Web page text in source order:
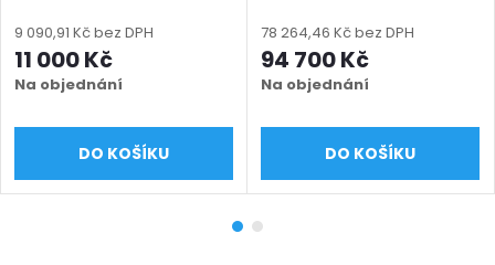
mm, výška 500–1900 mm)
mm), hnědá RAL 8014
matná
9 090,91 Kč bez DPH
11 000 Kč
Na objednání
DO KOŠÍKU
(šířka 2400 - 6000 mm,
výška 1000 - 1900 mm),
hnědá RAL 8014 matná
78 264,46 Kč bez DPH
94 700 Kč
Na objednání
DO KOŠÍKU